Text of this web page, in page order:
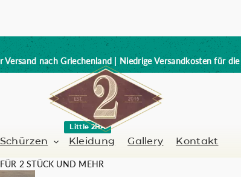
Versand nach Griechenland | Niedrige Versandkosten für die
Schürzen Kleidung
Little 2HA
Gallery Kontakt
2 STÜCK UND MEHR